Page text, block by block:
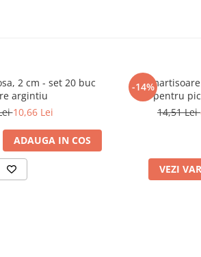
2 cm - set 20 buc
argintiu
10,66 Lei
ADAUGA IN COS
-14%
Set
pentru
14,51 Lei
VEZI